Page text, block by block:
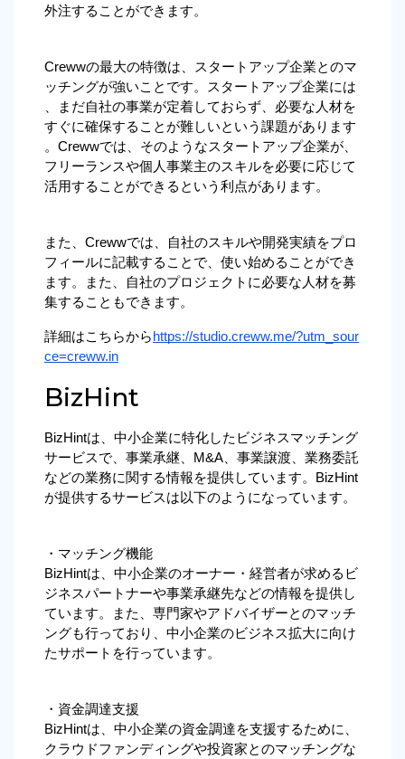
外注することができます。
Crewwの最大の特徴は、スタートアップ企業とのマ
ッチングが強いことです。スタートアップ企業には
、まだ自社の事業が定着しておらず、必要な人材を
すぐに確保することが難しいという課題があります
。Crewwでは、そのようなスタートアップ企業が、
フリーランスや個人事業主のスキルを必要に応じて
活用することができるという利点があります。
また、Crewwでは、自社のスキルや開発実績をプロ
フィールに記載することで、使い始めることができ
ます。また、自社のプロジェクトに必要な人材を募
集することもできます。
詳細はこちらから https://studio.creww.me/?utm_sour
ce=creww.in
BizHint
BizHintは、中小企業に特化したビジネスマッチング
サービスで、事業承継、M&A、事業譲渡、業務委託
などの業務に関する情報を提供しています。BizHint
が提供するサービスは以下のようになっています。
・マッチング機能
BizHintは、中小企業のオーナー・経営者が求めるビ
ジネスパートナーや事業承継先などの情報を提供し
ています。また、専門家やアドバイザーとのマッチ
ングも行っており、中小企業のビジネス拡大に向け
たサポートを行っています。
・資金調達支援
BizHintは、中小企業の資金調達を支援するために、
クラウドファンディングや投資家とのマッチングな